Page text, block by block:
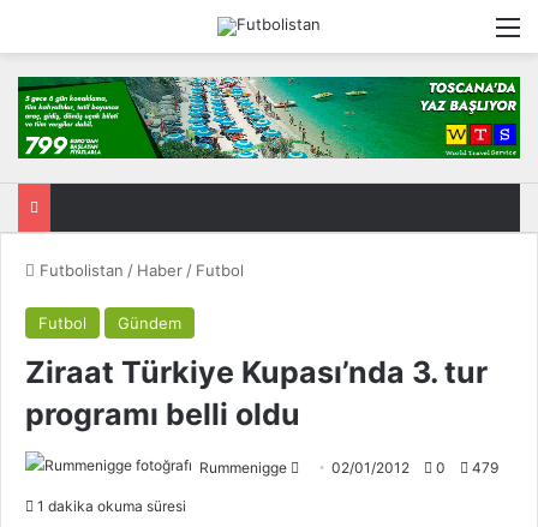
Futbolistan / Haber / Futbol
Futbol Gündem
Ziraat Türkiye Kupası’nda 3. tur
programı belli oldu
Rummenigge 02/01/2012 0 479
1 dakika okuma süresi